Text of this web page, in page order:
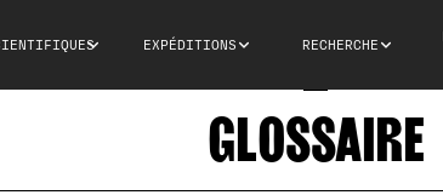
EXPÉDITIONS RECHERCHE
GLOSSAIRE